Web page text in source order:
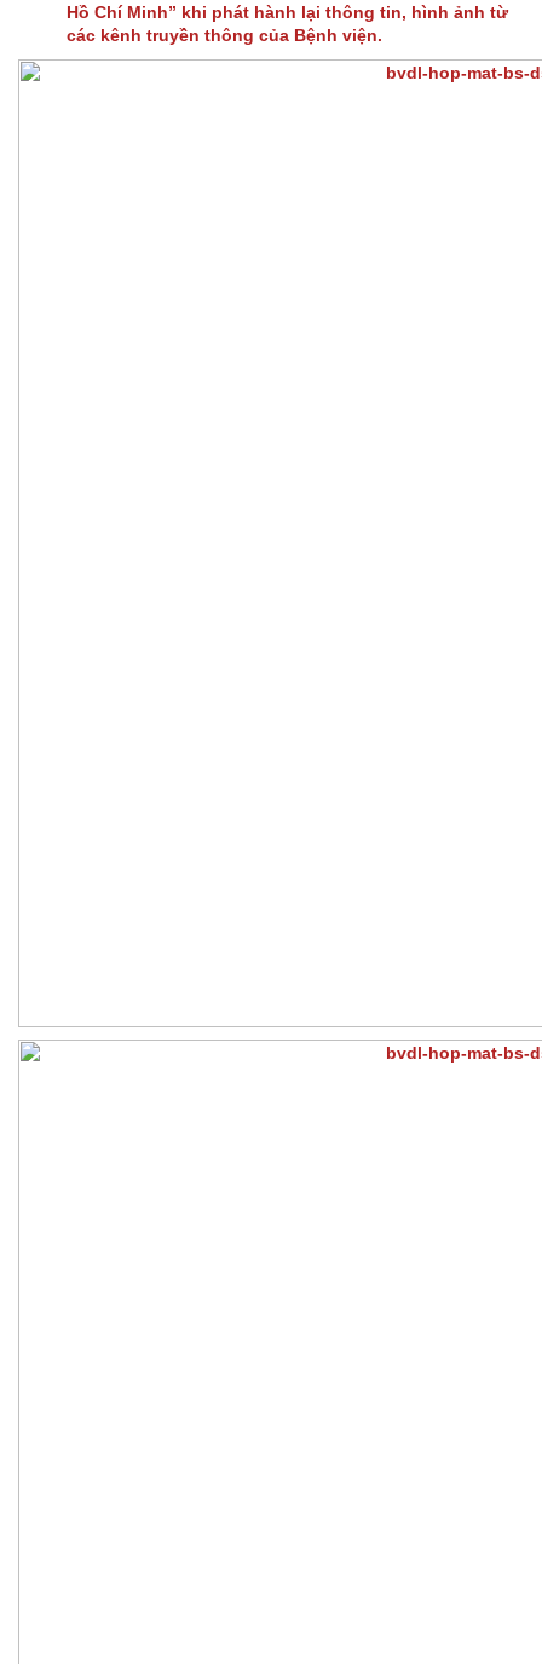
Hồ Chí Minh” khi phát hành lại thông tin, hình ảnh từ
các kênh truyền thông của Bệnh viện.